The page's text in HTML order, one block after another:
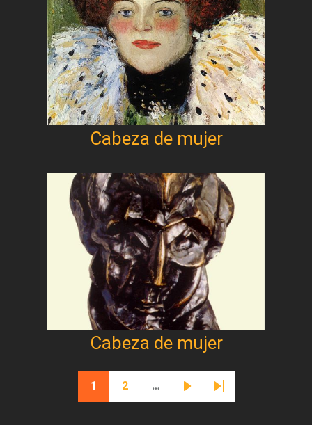
Cabeza de mujer
Cabeza de mujer
Paginación
Página actual
1
Página
2 …
Siguiente página
Última página